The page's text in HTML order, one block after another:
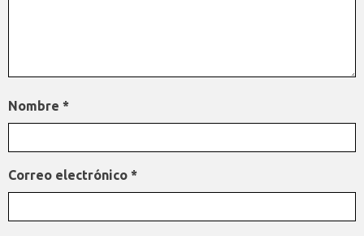
Nombre *
Correo electrónico *